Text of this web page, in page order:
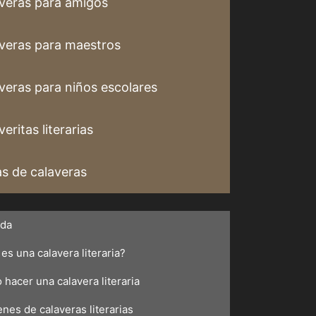
para maestros
para niños escolares
literarias
de calaveras
una calavera literaria?
hacer una calavera literaria
de calaveras literarias